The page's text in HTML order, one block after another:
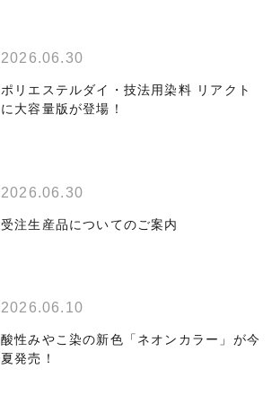
2026.06.30
ポリエステルダイ・技法用染料 リアクト
に大容量版が登場！
2026.06.30
受注生産品についてのご案内
2026.06.10
酸性みやこ染の新色「ネオンカラー」が今
夏発売！